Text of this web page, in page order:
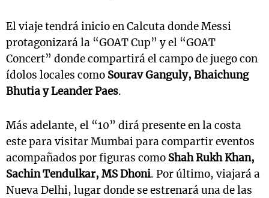
El viaje tendrá inicio en Calcuta donde Messi
protagonizará la “GOAT Cup” y el “GOAT
Concert” donde compartirá el campo de juego con
ídolos locales como Sourav Ganguly, Bhaichung
Bhutia y Leander Paes.
Más adelante, el “10” dirá presente en la costa
este para visitar Mumbai para compartir eventos
acompañados por figuras como Shah Rukh Khan,
Sachin Tendulkar, MS Dhoni. Por último, viajará a
Nueva Delhi, lugar donde se estrenará una de las